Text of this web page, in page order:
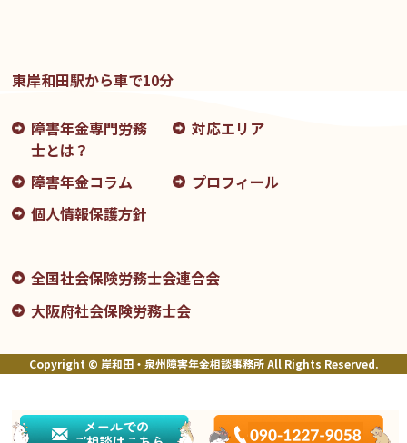
東岸和田駅から車で10分
障害年金専門労務
士とは？
対応エリア
障害年金コラム
プロフィール
個人情報保護方針
全国社会保険労務士会連合会
大阪府社会保険労務士会
Copyright © 岸和田・泉州障害年金相談事務所 All Rights Reserved.